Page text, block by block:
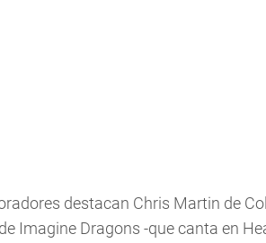
destacan Chris Martin de
Imagine Dragons -que canta en